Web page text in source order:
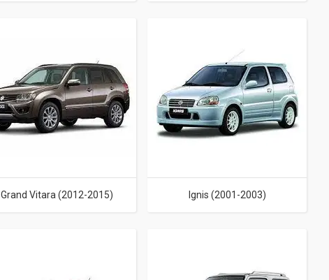
Grand Vitara (2012-2015) Ignis (2001-2003)